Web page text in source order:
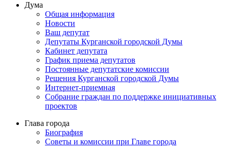
Дума
Общая информация
Новости
Ваш депутат
Депутаты Курганской городской Думы
Кабинет депутата
График приема депутатов
Постоянные депутатские комиссии
Решения Курганской городской Думы
Интернет-приемная
Собрание граждан по поддержке инициативных
проектов
Глава города
Биография
Советы и комиссии при Главе города